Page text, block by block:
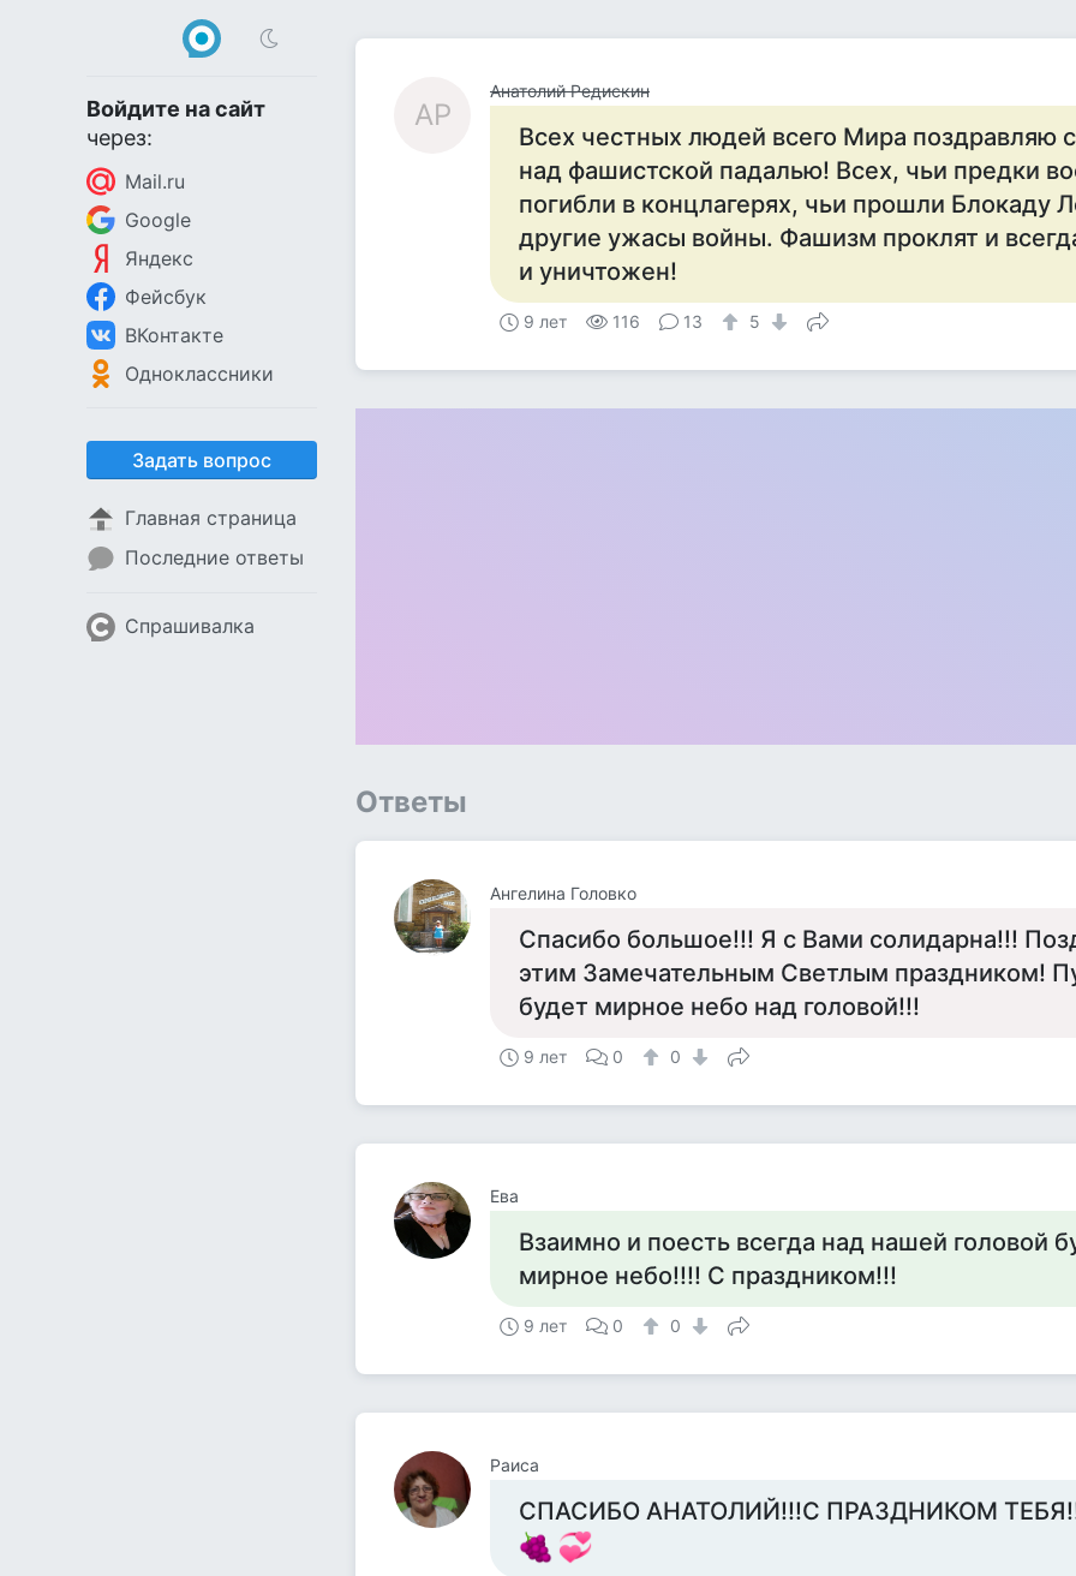
Войдите на сайт
через:
Mail.ru
Google
Яндекс
Фейсбук
ВКонтакте
Одноклассники
Задать вопрос
Главная страница
Последние ответы
Спрашивалка
АР
Анатолий Редискин
Всех честных людей всего Мира поздравляю
над фашистской падалью! Всех, чьи предки
погибли в концлагерях, чьи прошли Блокаду
другие ужасы войны. Фашизм проклят и
и уничтожен!
9 лет 116 13 5
Ответы
Ангелина Головко
Спасибо большое!!! Я с Вами солидарна!!!
этим Замечательным Светлым праздником!
будет мирное небо над головой!!!
9 лет 0 0
Ева
Взаимно и поесть всегда над нашей головой
мирное небо!!!! С праздником!!!
9 лет 0 0
Раиса
СПАСИБО АНАТОЛИЙ!!!С ПРАЗДНИКОМ